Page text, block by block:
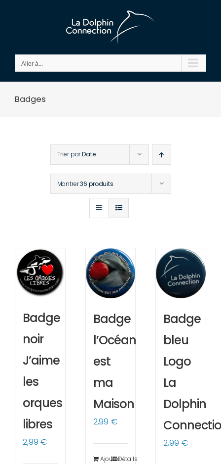
Aller à...
Badges
Trier parDate
Montrer36 produits
Badge
noir
J’aime
les
orques
libres
2,99€
Badge
l’Océan
est
ma
Maison
2,99 €
AjouterDétails
Badge
bleu
Logo
La
Dolphin
2,99 €